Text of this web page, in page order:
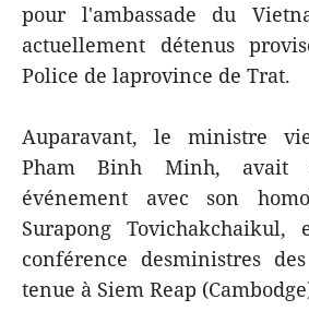
pour l'ambassade du
actuellement détenus
Police de laprovince de Trat.
Auparavant, le ministre
Pham Binh Minh, avait
événement avec son
Surapong
conférence desministres
tenue à Siem Reap